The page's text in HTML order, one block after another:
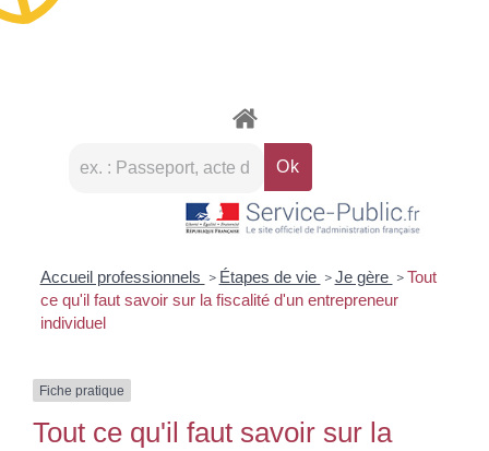
Accueil professionnels > Étapes de vie > Je gère > Tout
ce qu'il faut savoir sur la fiscalité d'un entrepreneur
individuel
Fiche pratique
Tout ce qu'il faut savoir sur la